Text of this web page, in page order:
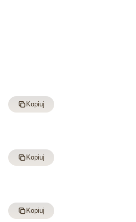
Kopiuj
Kopiuj
Kopiuj